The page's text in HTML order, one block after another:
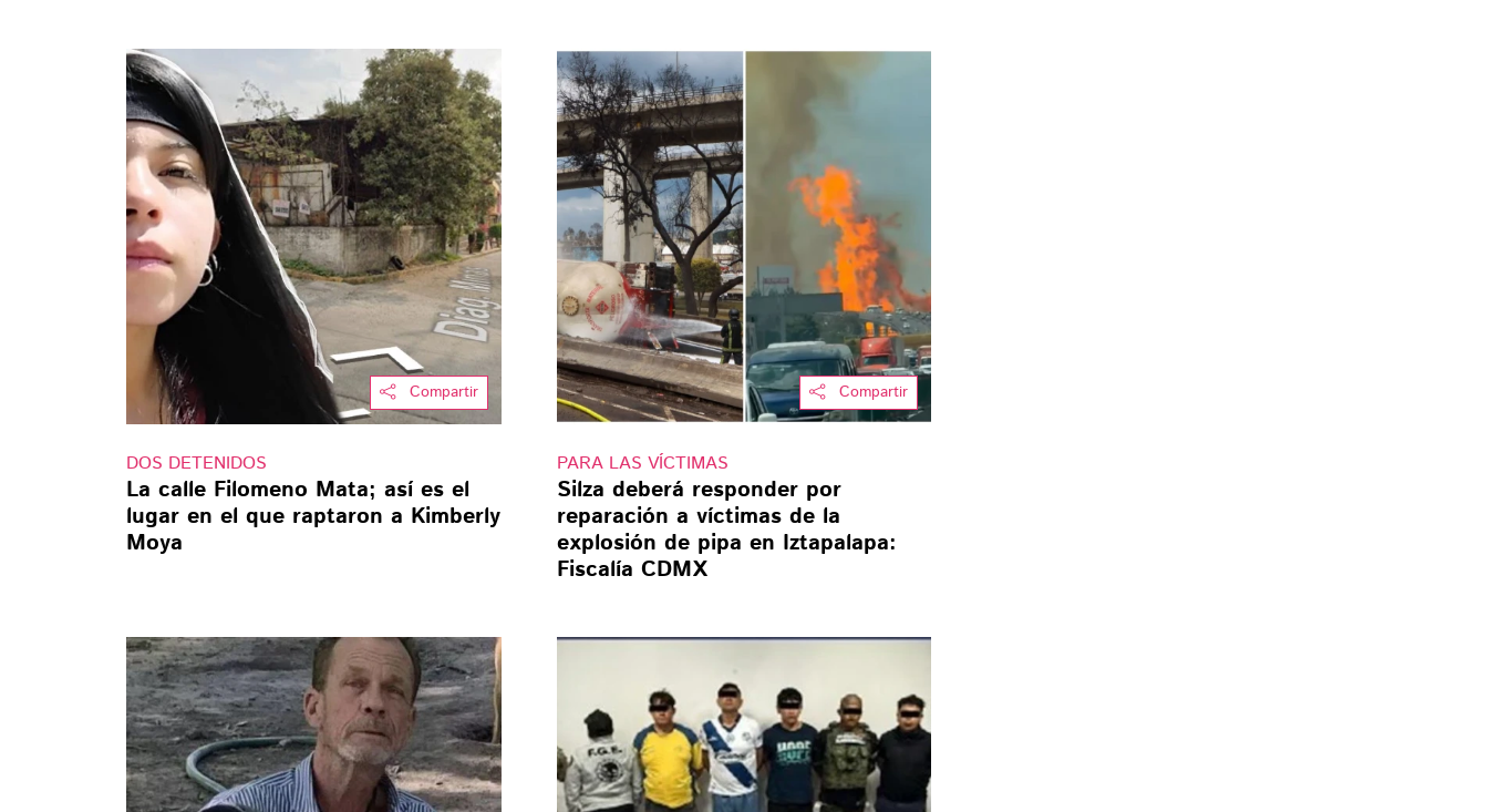
Compartir
DOS DETENIDOS
La calle Filomeno Mata; así es el
lugar en el que raptaron a Kimberly
Moya
Compartir
PARA LAS VÍCTIMAS
Silza deberá responder por
reparación a víctimas de la
explosión de pipa en Iztapalapa:
Fiscalía CDMX